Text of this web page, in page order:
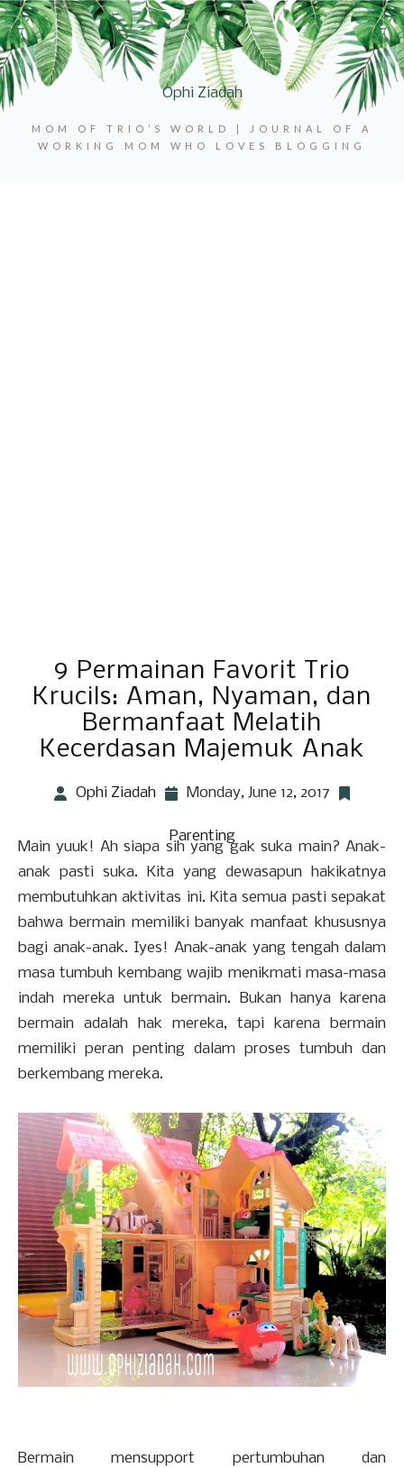
Ophi Ziadah
MOM OF TRIO’S WORLD | JOURNAL OF A
WORKING MOM WHO LOVES BLOGGING
9 Permainan Favorit Trio
Krucils: Aman, Nyaman, dan
Bermanfaat Melatih
Kecerdasan Majemuk Anak
Ophi Ziadah Monday, June 12, 2017
Parenting
Main yuuk! Ah siapa sih yang gak suka main? Anak-
anak pasti suka. Kita yang dewasapun hakikatnya
membutuhkan aktivitas ini. Kita semua pasti sepakat
bahwa bermain memiliki banyak manfaat khususnya
bagi anak-anak. Iyes! Anak-anak yang tengah dalam
masa tumbuh kembang wajib menikmati masa-masa
indah mereka untuk bermain. Bukan hanya karena
bermain adalah hak mereka, tapi karena bermain
memiliki peran penting dalam proses tumbuh dan
berkembang mereka.
Bermain mensupport pertumbuhan dan